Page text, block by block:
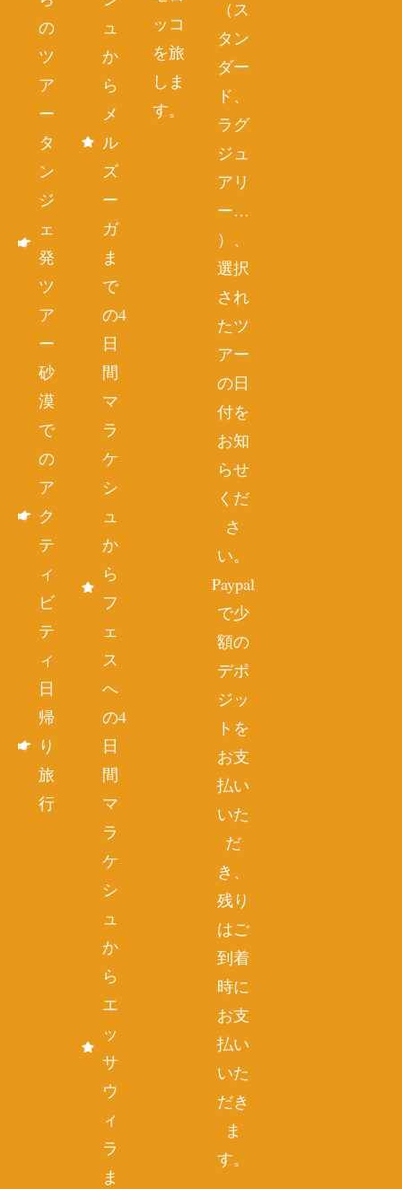
の
ツ
ア
ー
タ
ン
ジ
ェ
発
ツ
ア
ー
砂
漠
で
の
ア
ク
テ
ィ
ビ
テ
ィ
日
帰
り
旅
行
ュ
か
ら
メ
ル
ズ
ー
ガ
ま
で
の4
日
間
マ
ラ
ケ
シ
ュ
か
ら
フ
ェ
ス
へ
の4
日
間
マ
ラ
ケ
シ
ュ
か
ら
エ
ッ
サ
ウ
ィ
ラ
ま
ッコ
を旅
しま
す。
（ス
タン
ダー
ド、
ラグ
ジュ
アリ
ー…
）、
選択
され
たツ
アー
の日
付を
お知
らせ
くだ
さ
い。
Paypal
で少
額の
デポ
ジッ
トを
お支
払い
いた
だ
き、
残り
はご
到着
時に
お支
払い
いた
だき
ま
す。